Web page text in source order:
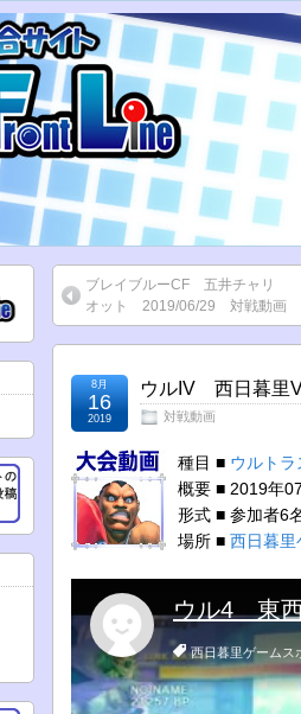
ブレイブルーCF 五井チャリ
オット 2019/06/29 対戦動画
ウルIV 西日暮里
対戦動画
8月
16
2019
種目 ■ ウルト
概要 ■ 2019年
形式 ■ 参加者6
場所 ■ 西日暮里